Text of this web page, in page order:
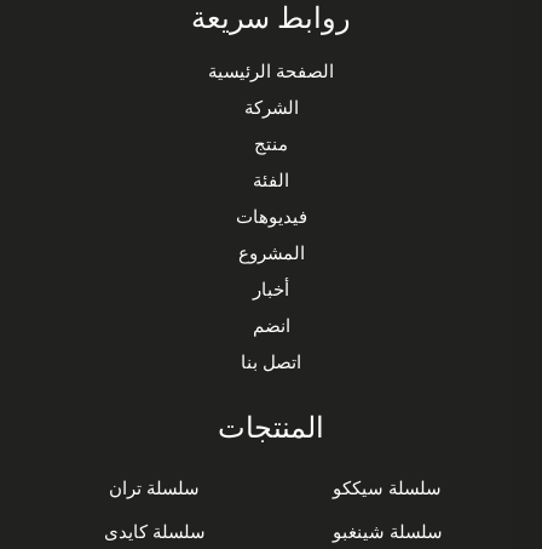
روابط سريعة
الصفحة الرئيسية
الشركة
منتج
الفئة
فيديوهات
المشروع
أخبار
انضم
اتصل بنا
المنتجات
سلسلة سيككو
سلسلة تران
سلسلة شينغبو
سلسلة كايدى